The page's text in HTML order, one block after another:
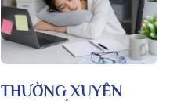
THƯỜNG XUYÊN